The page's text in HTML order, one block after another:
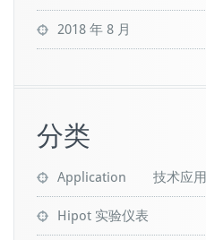
2018 年 8 月
分类
Application 技术应用
Hipot 实验仪表